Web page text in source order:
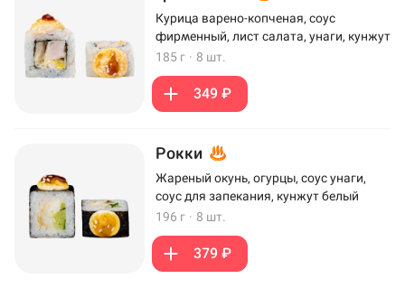
Курица варено-копченая, соус
фирменный, лист салата, унаги, кунжут
185 г · 8 шт.
349 ₽
Рокки
Жареный окунь, огурцы, соус унаги,
соус для запекания, кунжут белый
196 г · 8 шт.
379 ₽